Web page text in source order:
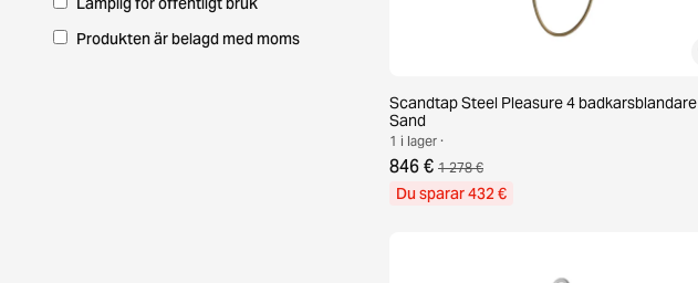
Produkten är belagd med moms
Scandtap Steel Pleasure 4 badkarsblandare
Sand
1 i lager ·
846 € 1 278 €
Du sparar 432 €